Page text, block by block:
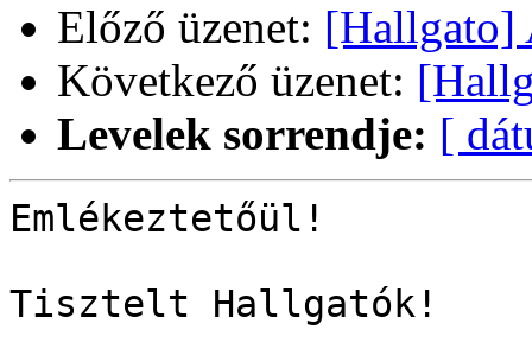
Előző üzenet: [Hallgato]
Következő üzenet:
Levelek sorrendje: [
Emlékeztetőül!
Tisztelt Hallgatók!